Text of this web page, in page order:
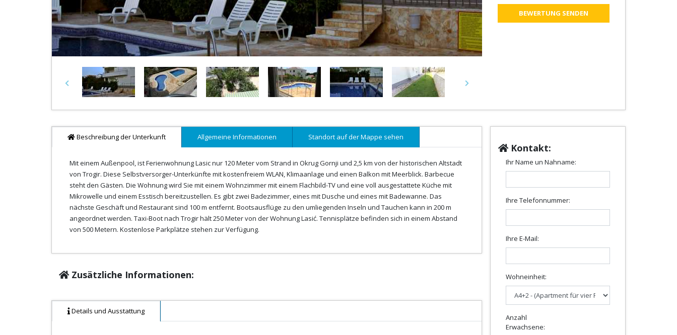
Previous Next
BEWERTUNG SENDEN
Beschreibung der Unterkunft Allgemeine Informationen Standort auf der Mappe sehen
Mit einem Außenpool, ist Ferienwohnung Lasic nur 120 Meter vom Strand in Okrug Gornji und 2,5 km von der historischen Altstadt
von Trogir. Diese Selbstversorger-Unterkünfte mit kostenfreiem WLAN, Klimaanlage und einen Balkon mit Meerblick. Barbecue
steht den Gästen. Die Wohnung wird Sie mit einem Wohnzimmer mit einem Flachbild-TV und eine voll ausgestattete Küche mit
Mikrowelle und einem Esstisch bereitzustellen. Es gibt zwei Badezimmer, eines mit Dusche und eines mit Badewanne. Das
nächste Geschäft und Restaurant sind 100 m entfernt. Bootsausflüge zu den umliegenden Inseln und Tauchen kann in 200 m
angeordnet werden. Taxi-Boot nach Trogir hält 250 Meter von der Wohnung Lasić. Tennisplätze befinden sich in einem Abstand
von 500 Metern. Kostenlose Parkplätze stehen zur Verfügung.
Zusätzliche Informationen:
Details und Ausstattung
Kontakt:
Ihr Name un Nahname:
Ihre Telefonnummer:
Ihre E-Mail:
Wohneinheit:
Anzahl
Erwachsene: